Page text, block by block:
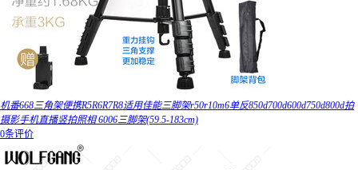
机番668三角架便携R5R6R7R8适用佳能三脚架r50r10m6单反850d700d600d750d800d拍
摄影手机直播竖拍照相 6006三脚架(59.5-183cm)
0条评价